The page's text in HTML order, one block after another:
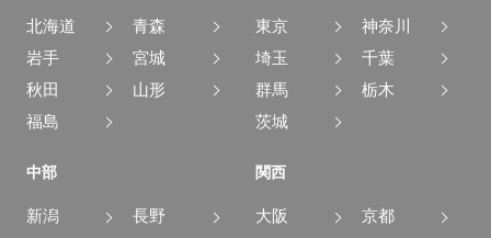
北海道
青森
岩手
宮城
秋田
山形
福島
東京
神奈川
埼玉
千葉
群馬
栃木
茨城
中部
新潟
長野
関西
大阪
京都